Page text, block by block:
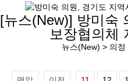
[뉴스(New)] 방미숙
보장협의체
뉴스(New) > 의정